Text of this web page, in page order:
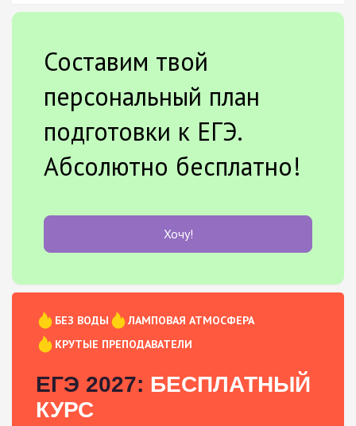
Составим твой
персональный план
подготовки к ЕГЭ.
Абсолютно бесплатно!
Хочу!
БЕЗ ВОДЫ
ЛАМПОВАЯ АТМОСФЕРА
КРУТЫЕ ПРЕПОДАВАТЕЛИ
ЕГЭ 2027: БЕСПЛАТНЫЙ
КУРС